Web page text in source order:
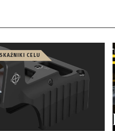
CELU